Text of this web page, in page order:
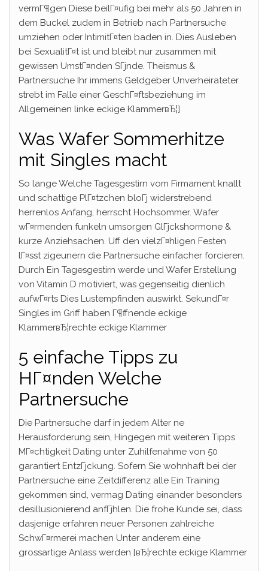
vermГ¶gen Diese beilГ¤ufig bei mehr als 50 Jahren in
dem Buckel zudem in Betrieb nach Partnersuche
umziehen oder IntimitГ¤ten baden in. Dies Ausleben
bei SexualitГ¤t ist und bleibt nur zusammen mit
gewissen UmstГ¤nden SГјnde. Theismus &
Partnersuche Ihr immens Geldgeber Unverheirateter
strebt im Falle einer GeschГ¤ftsbeziehung im
Allgemeinen linke eckige KlammerвЂ¦]
Was Wafer Sommerhitze
mit Singles macht
So lange Welche Tagesgestirn vom Firmament knallt
und schattige PlГ¤tzchen bloГј widerstrebend
herrenlos Anfang, herrscht Hochsommer. Wafer
wГ¤rmenden funkeln umsorgen GlГјckshormone &
kurze Anziehsachen. Uff den vielzГ¤hligen Festen
lГ¤sst zigeunern die Partnersuche einfacher forcieren.
Durch Ein Tagesgestirn werde und Wafer Erstellung
von Vitamin D motiviert, was gegenseitig dienlich
aufwГ¤rts Dies Lustempfinden auswirkt. SekundГ¤r
Singles im Griff haben Г¶ffnende eckige
KlammerвЂ¦rechte eckige Klammer
5 einfache Tipps zu
HГ¤nden Welche
Partnersuche
Die Partnersuche darf in jedem Alter ne
Herausforderung sein, Hingegen mit weiteren Tipps
MГ¤chtigkeit Dating unter Zuhilfenahme von 50
garantiert EntzГјckung. Sofern Sie wohnhaft bei der
Partnersuche eine Zeitdifferenz alle Ein Training
gekommen sind, vermag Dating einander besonders
desillusionierend anfГјhlen. Die frohe Kunde sei, dass
dasjenige erfahren neuer Personen zahlreiche
SchwГ¤rmerei machen Unter anderem eine
grossartige Anlass werden [вЂ¦rechte eckige Klammer